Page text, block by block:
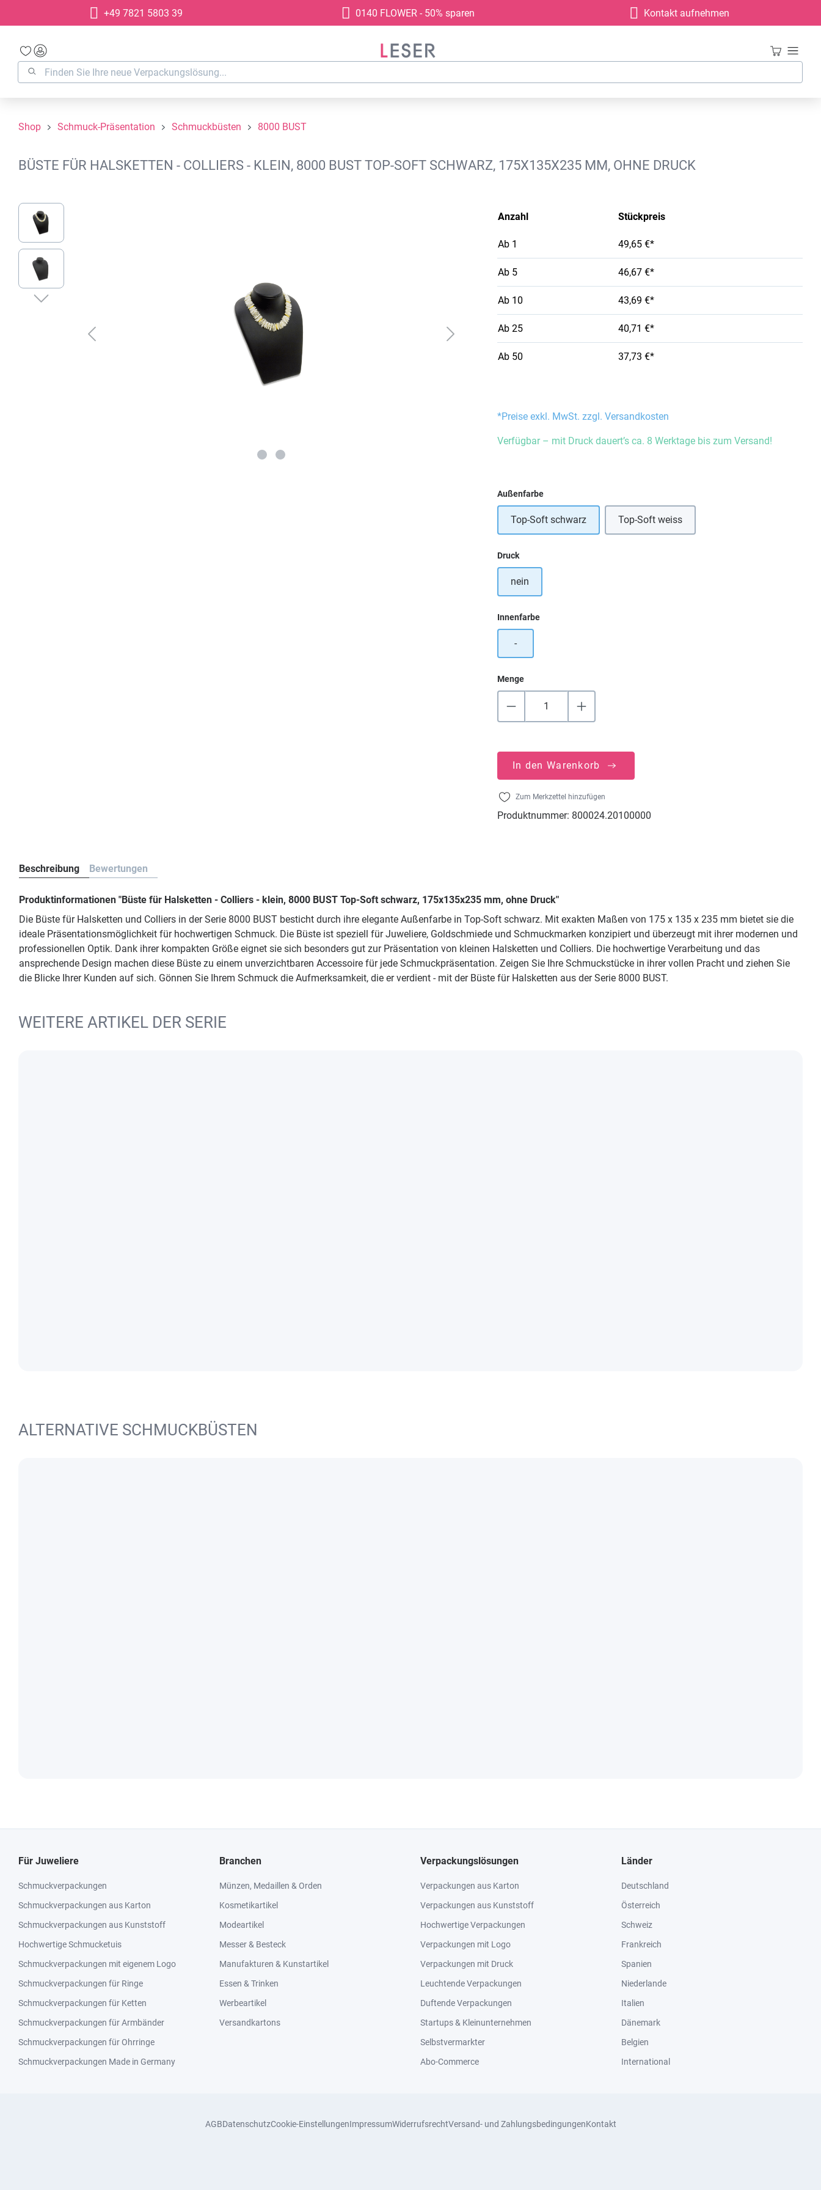
Zur Hauptnavigation springen
+49 7821 5803 39 0140 FLOWER - 50% sparen Kontakt aufnehmen
Shop Schmuck-Präsentation Schmuckbüsten 8000 BUST
BÜSTE FÜR HALSKETTEN - COLLIERS - KLEIN, 8000 BUST TOP-SOFT SCHWARZ, 175X135X235 MM, OHNE DRUCK
Bildergalerie überspringen
Anzahl Stückpreis
Ab 1 49,65 €*
Ab 5 46,67 €*
Ab 10 43,69 €*
Ab 25 40,71 €*
Ab 50 37,73 €*
*Preise exkl. MwSt. zzgl. Versandkosten
Verfügbar – mit Druck dauert’s ca. 8 Werktage bis zum Versand!
Außenfarbeauswählen
Top-Soft schwarz Top-Soft weiss
Druckauswählen
nein
Innenfarbeauswählen
-
Menge
In den Warenkorb
Zum Merkzettel hinzufügen
Produktnummer: 800024.20100000
Beschreibung Bewertungen
Produktinformationen "Büste für Halsketten - Colliers - klein, 8000 BUST Top-Soft schwarz, 175x135x235 mm, ohne Druck"
Die Büste für Halsketten und Colliers in der Serie 8000 BUST besticht durch ihre elegante Außenfarbe in Top-Soft schwarz. Mit exakten Maßen von 175 x 135 x 235 mm bietet sie die
ideale Präsentationsmöglichkeit für hochwertigen Schmuck. Die Büste ist speziell für Juweliere, Goldschmiede und Schmuckmarken konzipiert und überzeugt mit ihrer modernen und
professionellen Optik. Dank ihrer kompakten Größe eignet sie sich besonders gut zur Präsentation von kleinen Halsketten und Colliers. Die hochwertige Verarbeitung und das
ansprechende Design machen diese Büste zu einem unverzichtbaren Accessoire für jede Schmuckpräsentation. Zeigen Sie Ihre Schmuckstücke in ihrer vollen Pracht und ziehen Sie
die Blicke Ihrer Kunden auf sich. Gönnen Sie Ihrem Schmuck die Aufmerksamkeit, die er verdient - mit der Büste für Halsketten aus der Serie 8000 BUST.
WEITERE ARTIKEL DER SERIE
ALTERNATIVE SCHMUCKBÜSTEN
Für Juweliere
Schmuckverpackungen
Schmuckverpackungen aus Karton
Schmuckverpackungen aus Kunststoff
Hochwertige Schmucketuis
Schmuckverpackungen mit eigenem Logo
Schmuckverpackungen für Ringe
Schmuckverpackungen für Ketten
Schmuckverpackungen für Armbänder
Schmuckverpackungen für Ohrringe
Schmuckverpackungen Made in Germany
Branchen
Münzen, Medaillen & Orden
Kosmetikartikel
Modeartikel
Messer & Besteck
Manufakturen & Kunstartikel
Essen & Trinken
Werbeartikel
Versandkartons
Verpackungslösungen
Verpackungen aus Karton
Verpackungen aus Kunststoff
Hochwertige Verpackungen
Verpackungen mit Logo
Verpackungen mit Druck
Leuchtende Verpackungen
Duftende Verpackungen
Startups & Kleinunternehmen
Selbstvermarkter
Abo-Commerce
Länder
Deutschland
Österreich
Schweiz
Frankreich
Spanien
Niederlande
Italien
Dänemark
Belgien
International
AGBDatenschutzCookie-EinstellungenImpressumWiderrufsrechtVersand- und ZahlungsbedingungenKontakt